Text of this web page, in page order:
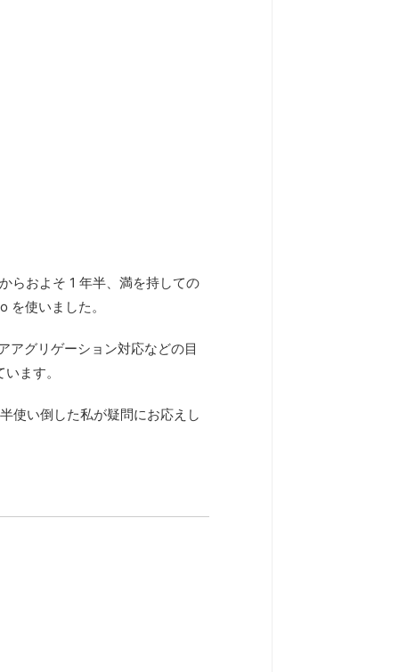
らおよそ 1 年半、満を持しての
使いました。
アグリゲーション対応などの目
ます。
使い倒した私が疑問にお応えし